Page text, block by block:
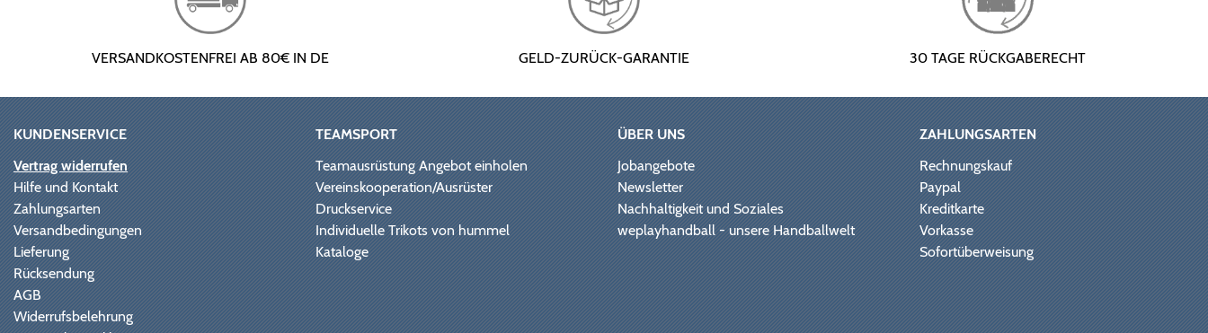
VERSANDKOSTENFREI AB 80€ IN DE GELD-ZURÜCK-GARANTIE 30 TAGE RÜCKGABERECHT
KUNDENSERVICE
Vertrag widerrufen
Hilfe und Kontakt
Zahlungsarten
Versandbedingungen
Lieferung
Rücksendung
AGB
Widerrufsbelehrung
TEAMSPORT
Teamausrüstung Angebot einholen
Vereinskooperation/Ausrüster
Druckservice
Individuelle Trikots von hummel
Kataloge
ÜBER UNS
Jobangebote
Newsletter
Nachhaltigkeit und Soziales
weplayhandball - unsere Handballwelt
ZAHLUNGSARTEN
Rechnungskauf
Paypal
Kreditkarte
Vorkasse
Sofortüberweisung